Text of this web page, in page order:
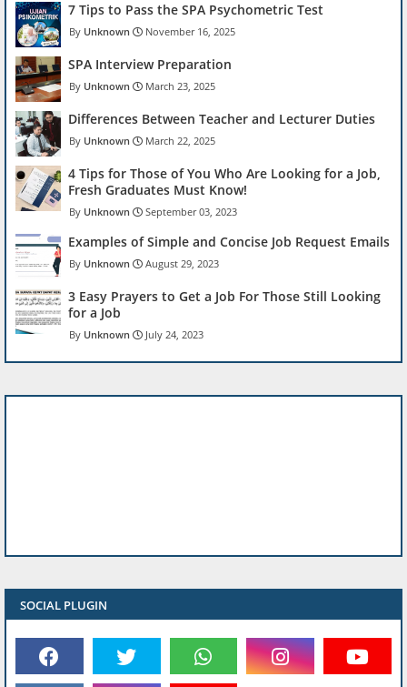
7 Tips to Pass the SPA Psychometric Test
Unknown November 16, 2025
SPA Interview Preparation
Unknown March 23, 2025
Differences Between Teacher and Lecturer Duties
Unknown March 22, 2025
4 Tips for Those of You Who Are Looking for a Job,
Fresh Graduates Must Know!
Unknown September 03, 2023
Examples of Simple and Concise Job Request Emails
Unknown August 29, 2023
3 Easy Prayers to Get a Job For Those Still Looking
for a Job
Unknown July 24, 2023
SOCIAL PLUGIN